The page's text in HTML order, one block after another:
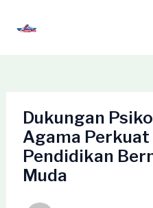
Dukungan
Agama Perkuat
Pendidikan
Muda